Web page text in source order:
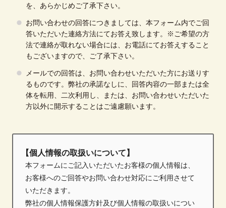
を、あらかじめご了承下さい。
お問い合わせの回答につきましては、本フォーム内でご回
答いただいた連絡方法にてお答え致します。
※ご希望の方
法で連絡が取れない場合には、お電話にてお答えすること
もございますので、ご了承下さい。
メールでの回答は、お問い合わせいただいた方にお送りす
るものです。 弊社の承諾なしに、回答内容の一部または全
体を転用、二次利用し、
または、お問い合わせいただいた
方以外に開示することはご遠慮願います。
【個人情報の取扱いについて】
本フォームにご記入いただいたお客様の個人情報は、
お客様へのご回答やお問い合わせ対応にご利用させて
いただきます。
弊社の個人情報保護方針及び個人情報の取扱いについ